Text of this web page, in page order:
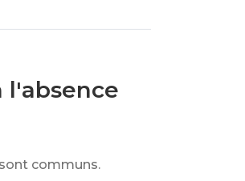
l'absence
communs.